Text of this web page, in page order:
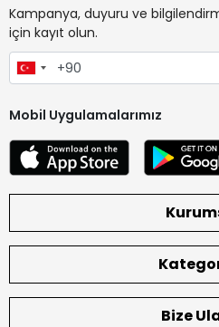
Kampanya, duyuru ve
için kayıt olun.
Mobil Uygulamalarımız
Bize